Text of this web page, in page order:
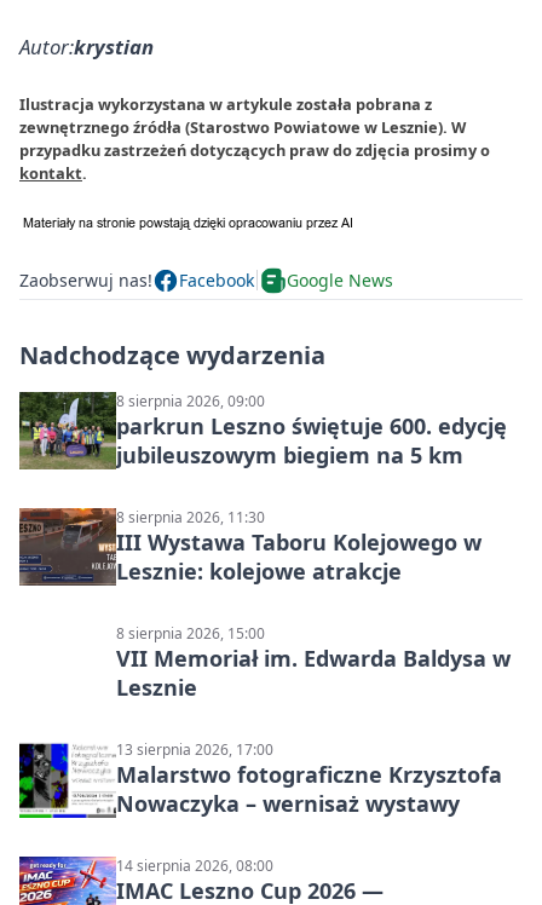
Autor:krystian
Ilustracja wykorzystana w artykule została pobrana z
zewnętrznego źródła (Starostwo Powiatowe w Lesznie). W
przypadku zastrzeżeń dotyczących praw do zdjęcia prosimy o
kontakt.
Zaobserwuj nas! Facebook Google News
Nadchodzące wydarzenia
8 sierpnia 2026, 09:00
parkrun Leszno świętuje 600. edycję
jubileuszowym biegiem na 5 km
8 sierpnia 2026, 11:30
III Wystawa Taboru Kolejowego w
Lesznie: kolejowe atrakcje
8 sierpnia 2026, 15:00
VII Memoriał im. Edwarda Baldysa w
Lesznie
13 sierpnia 2026, 17:00
Malarstwo fotograficzne Krzysztofa
Nowaczyka – wernisaż wystawy
14 sierpnia 2026, 08:00
IMAC Leszno Cup 2026 —